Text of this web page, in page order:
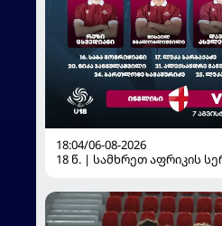
18:04/06-08-2026
18 წ. | სამხრეთ აფრიკის